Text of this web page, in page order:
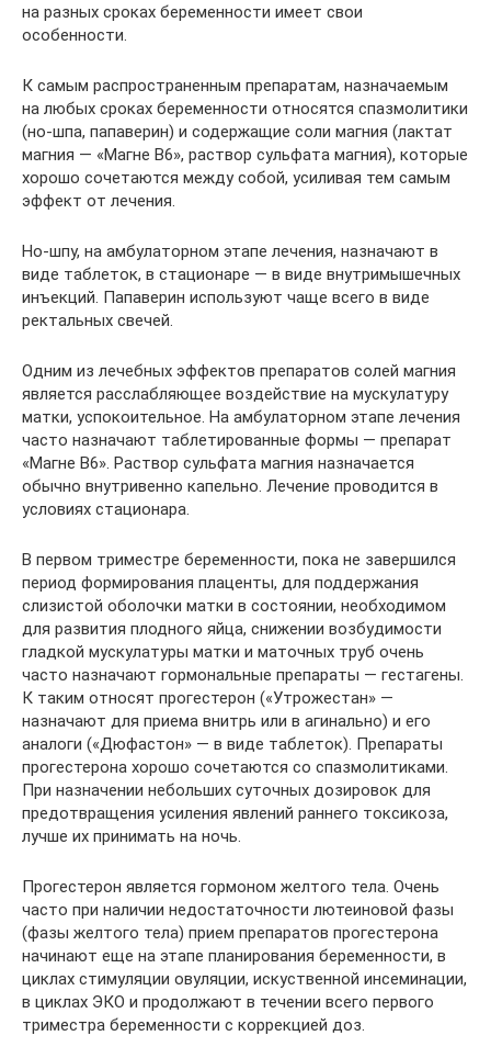
на разных сроках беременности имеет свои
особенности.
К самым распространенным препаратам, назначаемым
на любых сроках беременности относятся спазмолитики
(но-шпа, папаверин) и содержащие соли магния (лактат
магния — «Магне В6», раствор сульфата магния), которые
хорошо сочетаются между собой, усиливая тем самым
эффект от лечения.
Но-шпу, на амбулаторном этапе лечения, назначают в
виде таблеток, в стационаре — в виде внутримышечных
инъекций. Папаверин используют чаще всего в виде
ректальных свечей.
Одним из лечебных эффектов препаратов солей магния
является расслабляющее воздействие на мускулатуру
матки, успокоительное. На амбулаторном этапе лечения
часто назначают таблетированные формы — препарат
«Магне В6». Раствор сульфата магния назначается
обычно внутривенно капельно. Лечение проводится в
условиях стационара.
В первом триместре беременности, пока не завершился
период формирования плаценты, для поддержания
слизистой оболочки матки в состоянии, необходимом
для развития плодного яйца, снижении возбудимости
гладкой мускулатуры матки и маточных труб очень
часто назначают гормональные препараты — гестагены.
К таким относят прогестерон («Утрожестан» —
назначают для приема внитрь или в агинально) и его
аналоги («Дюфастон» — в виде таблеток). Препараты
прогестерона хорошо сочетаются со спазмолитиками.
При назначении небольших суточных дозировок для
предотвращения усиления явлений раннего токсикоза,
лучше их принимать на ночь.
Прогестерон является гормоном желтого тела. Очень
часто при наличии недостаточности лютеиновой фазы
(фазы желтого тела) прием препаратов прогестерона
начинают еще на этапе планирования беременности, в
циклах стимуляции овуляции, искуственной инсеминации,
в циклах ЭКО и продолжают в течении всего первого
триместра беременности с коррекцией доз.